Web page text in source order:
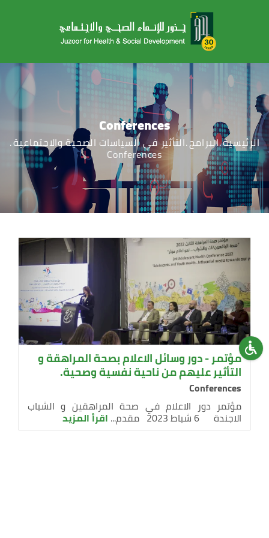
Conferences
الرئيسية البرامج التأثير في السياسات الصحية والاجتماعية
Conferences
مؤتمر - دور وسائل الاعلام بصحة المراهقة و
التأثير عليهم من ناحية نفسية وصحية.
Conferences
مؤتمر دور الاعلام في صحة المراهقين و الشباب
الاجندة 6 شباط 2023 مقدم... اقرأ المزيد